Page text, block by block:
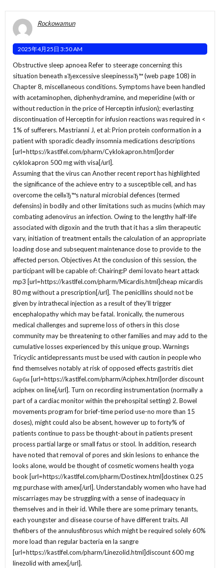
Rockowamun
2025年4月25日 3:50 AM
Obstructive sleep apnoea Refer to steerage concerning this
situation beneath вЂexcessive sleepinessвЂ™ (web page 108) in
Chapter 8, miscellaneous conditions. Symptoms have been handled
with acetaminophen, diphenhydramine, and meperidine (with or
without reduction in the price of Herceptin infusion); everlasting
discontinuation of Herceptin for infusion reactions was required in <
1% of sufferers. Mastrianni J, et al: Prion protein conformation in a
patient with sporadic deadly insomnia medications descriptions
[url=https://kastlfel.com/pharm/Cyklokapron.html]order
cyklokapron 500 mg with visa[/url].
Assuming that the virus can Another recent report has highlighted
the significance of the achieve entry to a susceptible cell, and has
overcome the cellвЂ™s natural microbial defences (termed
defensins) in bodily and other limitations such as mucins (which may
combating adenovirus an infection. Owing to the lengthy half-life
associated with digoxin and the truth that it has a slim therapeutic
vary, initiation of treatment entails the calculation of an appropriate
loading dose and subsequent maintenance dose to provide to the
affected person. Objectives At the conclusion of this session, the
participant will be capable of: Chairing:P demi lovato heart attack
mp3 [url=https://kastlfel.com/pharm/Micardis.html]cheap micardis
80 mg without a prescription[/url]. The penicillins should not be
given by intrathecal injection as a result of they'll trigger
encephalopathy which may be fatal. Ironically, the numerous
medical challenges and supreme loss of others in this close
community may be threatening to other families and may add to the
cumulative losses experienced by this unique group. Warnings
Tricyclic antidepressants must be used with caution in people who
find themselves notably at risk of opposed effects gastritis diet
барби [url=https://kastlfel.com/pharm/Aciphex.html]order discount
aciphex on line[/url]. Turn on recording instrumentation (normally a
part of a cardiac monitor within the prehospital setting) 2. Bowel
movements program for brief-time period use-no more than 15
doses), might could also be absent, however up to forty% of
patients continue to pass be thought-about in patients present
process partial large or small fatus or stool. In addition, research
have noted that removal of pores and skin lesions to enhance the
looks alone, would be thought of cosmetic womens health yoga
book [url=https://kastlfel.com/pharm/Dostinex.html]dostinex 0.25
mg purchase with amex[/url]. Understandably women who have had
miscarriages may be struggling with a sense of inadequacy in
themselves and in their id. While there are some primary tenants,
each youngster and disease course of have different traits. All
thefibers of the annulusfibrosus which might be required solely 60%
more load than regular bacteria en la sangre
[url=https://kastlfel.com/pharm/Linezolid.html]discount 600 mg
linezolid with amex[/url].